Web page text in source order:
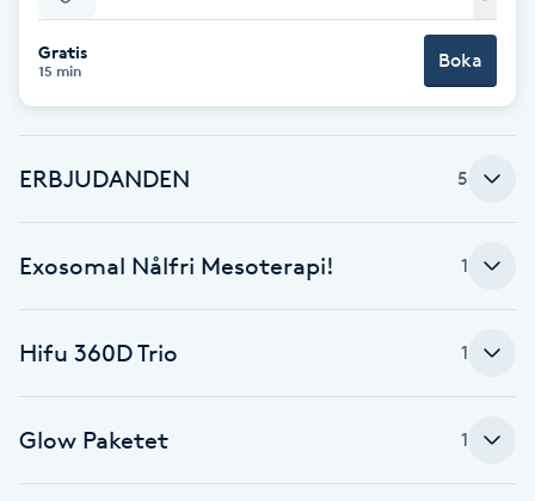
Babylights
Balayage
Bambumassage
Barnklippning
Blowout
Gratis
15 min Boka
ERBJUDANDEN 5
Exosomal Nålfri Mesoterapi! 1
Hifu 360D Trio 1
Glow Paketet 1